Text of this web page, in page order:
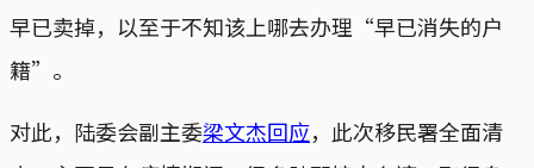
早已卖掉，以至于不知该上哪去办理“早已消失的户
籍”。
对此，陆委会副主委梁文杰回应，此次移民署全面清